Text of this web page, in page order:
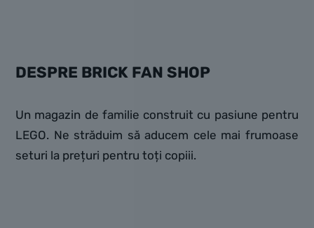
DESPRE BRICK FAN SHOP
Un magazin de familie construit cu pasiune pentru
LEGO. Ne străduim să aducem cele mai frumoase
seturi la prețuri pentru toți copiii.